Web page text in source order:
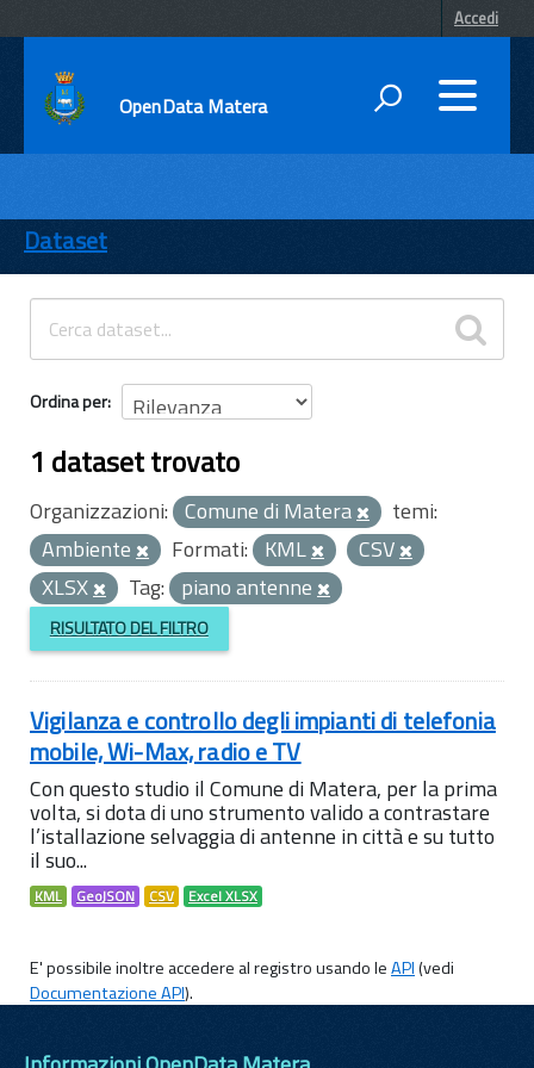
Accedi
OpenData Matera
ENTI
TEMI
INFORMAZIONI
Dataset
Ordina per
1 dataset trovato
Organizzazioni: Comune di Matera
temi:
Ambiente
Formati: KML
CSV
XLSX
Tag: piano antenne
RISULTATO DEL FILTRO
Vigilanza e controllo degli impianti di telefonia
mobile, Wi-Max, radio e TV
Con questo studio il Comune di Matera, per la prima
volta, si dota di uno strumento valido a contrastare
l’istallazione selvaggia di antenne in città e su tutto
il suo...
KML GeoJSON CSV Excel XLSX
E' possibile inoltre accedere al registro usando leAPI(vedi
Documentazione API).